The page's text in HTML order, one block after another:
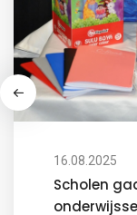
Offers voor
Mensheid